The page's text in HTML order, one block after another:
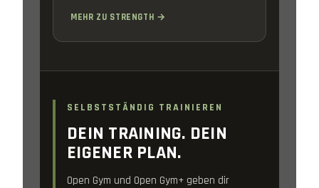
MEHR ZU STRENGTH →
SELBSTSTÄNDIG TRAINIEREN
DEIN TRAINING. DEIN
EIGENER PLAN.
Open Gym und Open Gym+ geben dir